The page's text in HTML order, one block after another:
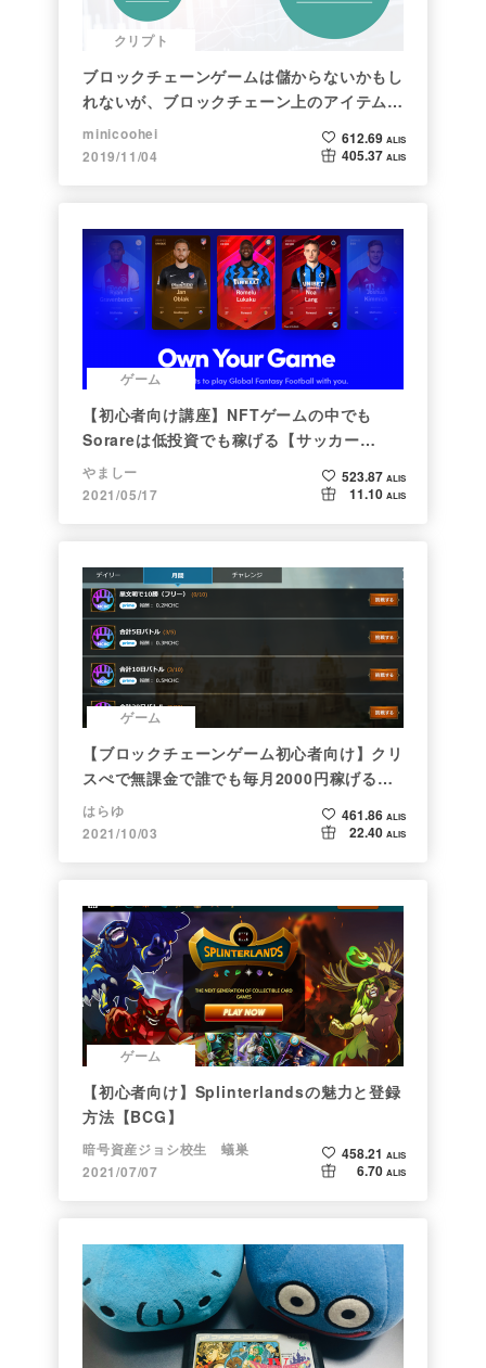
クリプト
ブロックチェーンゲームは儲からないかもし
れないが、ブロックチェーン上のアイテムは
新しい形の投資になる。(読了:５分)
minicoohei
2019/11/04
612.69 ALIS
405.37 ALIS
ゲーム
【初心者向け講座】NFTゲームの中でも
Sorareは低投資でも稼げる【サッカー
×NFT×BCG】
やましー
2021/05/17
523.87 ALIS
11.10 ALIS
ゲーム
【ブロックチェーンゲーム初心者向け】クリ
スぺで無課金で誰でも毎月2000円稼げる時
代がきた
はらゆ
2021/10/03
461.86 ALIS
22.40 ALIS
ゲーム
【初心者向け】Splinterlandsの魅力と登録
方法【BCG】
暗号資産ジョシ校生 蟻巣
2021/07/07
458.21 ALIS
6.70 ALIS